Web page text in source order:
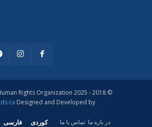
© 2018 - 2025 Hana Human Rights Organization |
Designed and Developed by
در بارە ماتماس با ما فارسی کوردی